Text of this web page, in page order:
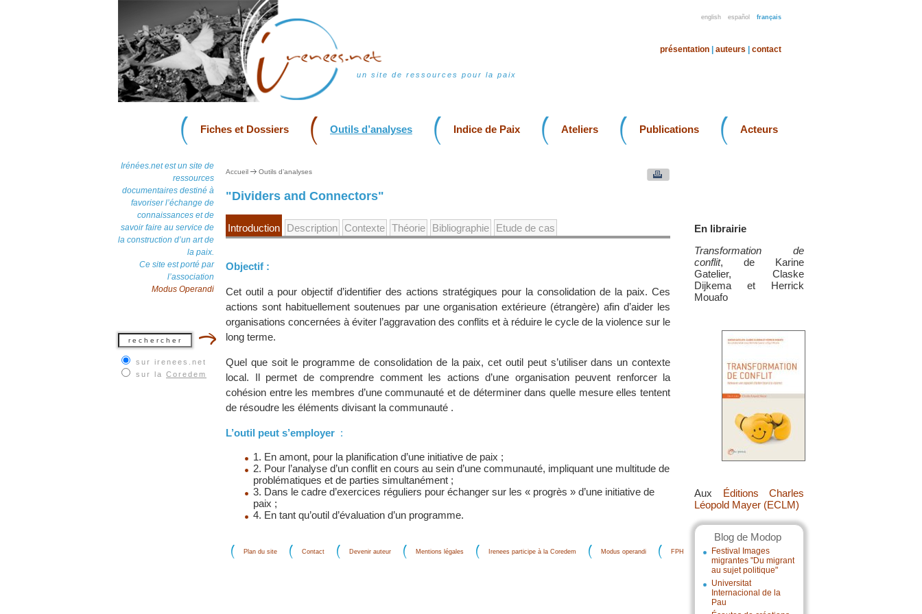
english español français
un site de ressources pour la paix
présentation auteurs contact
Fiches et Dossiers Outils d’analyses Indice de Paix Ateliers Publications Acteurs
Irénées.net est un site de
ressources
documentaires destiné à
favoriser l’échange de
connaissances et de
savoir faire au service de
la construction d’un art de
la paix.
Ce site est porté par
l’association
Modus Operandi
sur irenees.net
sur la Coredem
En librairie
Transformation de
conflit, de Karine
Gatelier, Claske
Dijkema et Herrick
Mouafo
Aux Éditions Charles
Léopold Mayer (ECLM)
Blog de Modop
Festival Images
migrantes "Du migrant
au sujet politique"
Universitat
Internacional de la
Pau
Accueil Outils d’analyses
"Dividers and Connectors"
Introduction Description Contexte Théorie Bibliographie Etude de cas
Objectif :
Cet outil a pour objectif d’identifier des actions stratégiques pour la consolidation de la paix. Ces
actions sont habituellement soutenues par une organisation extérieure (étrangère) afin d’aider les
organisations concernées à éviter l’aggravation des conflits et à réduire le cycle de la violence sur le
long terme.
Quel que soit le programme de consolidation de la paix, cet outil peut s’utiliser dans un contexte
local. Il permet de comprendre comment les actions d’une organisation peuvent renforcer la
cohésion entre les membres d’une communauté et de déterminer dans quelle mesure elles tentent
de résoudre les éléments divisant la communauté .
L’outil peut s’employer :
1. En amont, pour la planification d’une initiative de paix ;
2. Pour l’analyse d’un conflit en cours au sein d’une communauté, impliquant une multitude de
problématiques et de parties simultanément ;
3. Dans le cadre d’exercices réguliers pour échanger sur les « progrès » d’une initiative de
paix ;
4. En tant qu’outil d’évaluation d’un programme.
Plan du site Contact Devenir auteur Mentions légales Irenees participe à la Coredem Modus operandi FPH